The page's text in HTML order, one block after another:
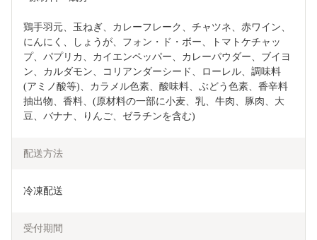
鶏手羽元、玉ねぎ、カレーフレーク、チャツネ、赤ワイン、
にんにく、しょうが、フォン・ド・ボー、トマトケチャッ
プ、パプリカ、カイエンペッパー、カレーパウダー、ブイヨ
ン、カルダモン、コリアンダーシード、ローレル、調味料
(アミノ酸等)、カラメル色素、酸味料、ぶどう色素、香辛料
抽出物、香料、(原材料の一部に小麦、乳、牛肉、豚肉、大
豆、バナナ、りんご、ゼラチンを含む)
配送方法
冷凍配送
受付期間